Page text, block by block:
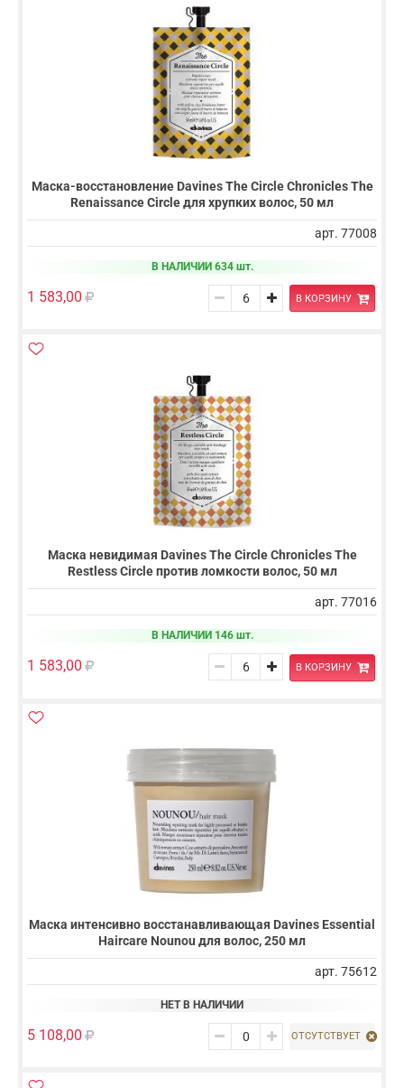
Маска-восстановление Davines The Circle Chronicles The
Renaissance Circle для хрупких волос, 50 мл
арт. 77008
В НАЛИЧИИ 634 шт.
1 583,00 В КОРЗИНУ
Маска невидимая Davines The Circle Chronicles The
Restless Circle против ломкости волос, 50 мл
арт. 77016
В НАЛИЧИИ 146 шт.
1 583,00 В КОРЗИНУ
Маска интенсивно восстанавливающая Davines Essential
Haircare Nounou для волос, 250 мл
арт. 75612
НЕТ В НАЛИЧИИ
5 108,00 ОТСУТСТВУЕТ